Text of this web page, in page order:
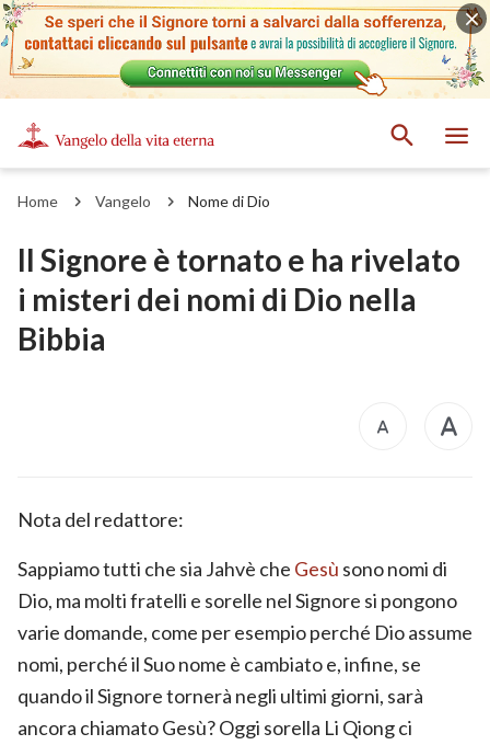
Home Vangelo Nome di Dio
Il Signore è tornato e ha rivelato
i misteri dei nomi di Dio nella
Bibbia
Nota del redattore:
Sappiamo tutti che sia Jahvè che Gesù sono nomi di
Dio, ma molti fratelli e sorelle nel Signore si pongono
varie domande, come per esempio perché Dio assume
nomi, perché il Suo nome è cambiato e, infine, se
quando il Signore tornerà negli ultimi giorni, sarà
ancora chiamato Gesù? Oggi sorella Li Qiong ci